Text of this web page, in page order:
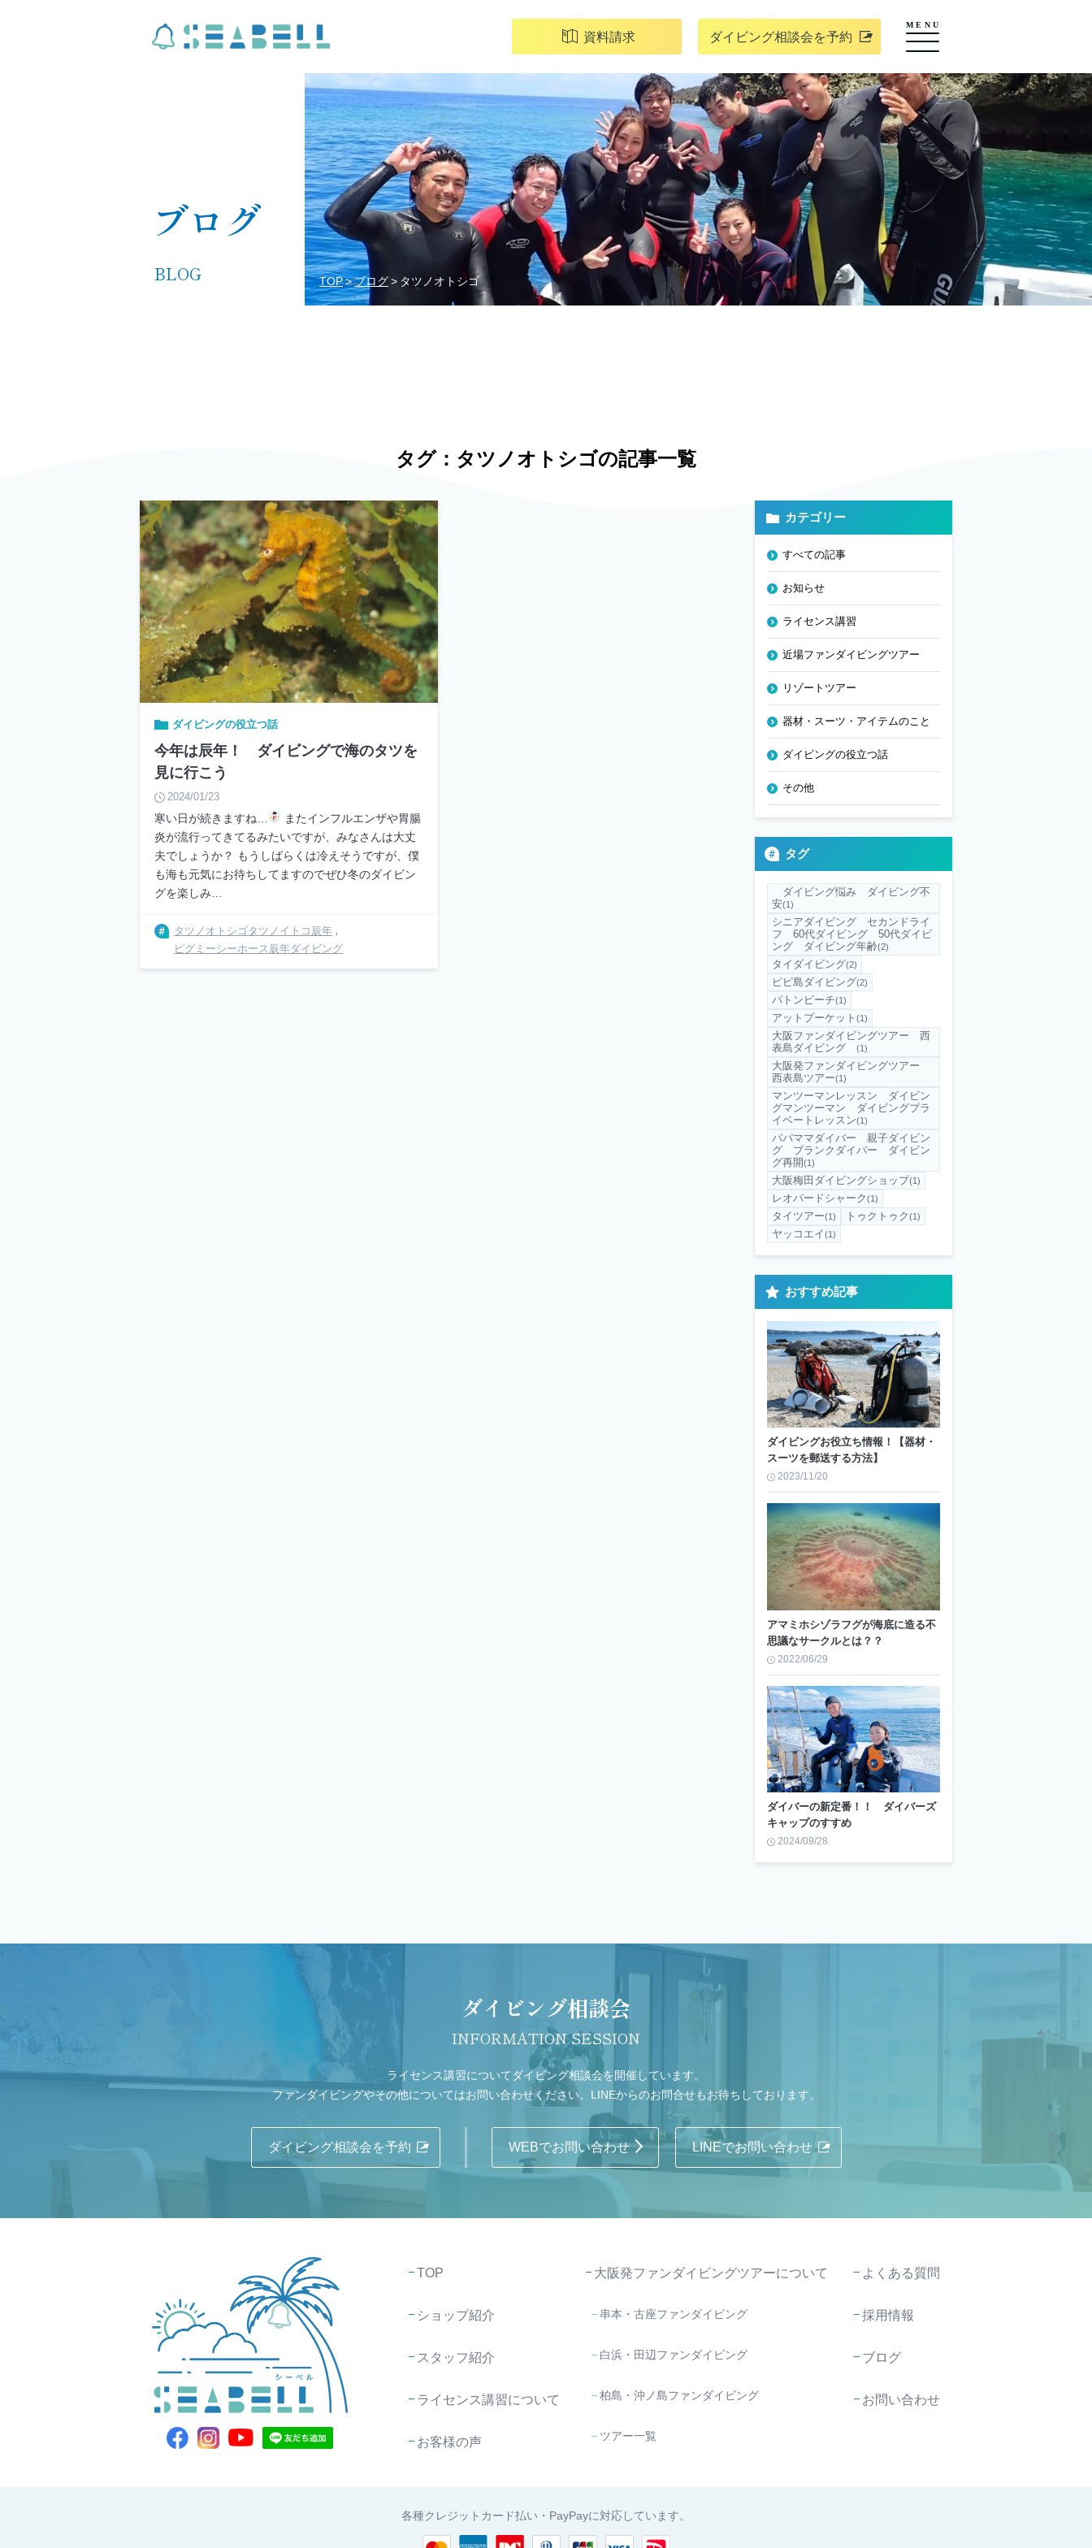
資料請求 ダイビング相談会を予約
MENU
ブログ
BLOG TOP ブログ タツノオトシゴ
タグ：タツノオトシゴの記事一覧
ダイビングの役立つ話
今年は辰年！ ダイビングで海のタツを
見に行こう
2024/01/23
寒い日が続きますね…
またインフルエンザや胃腸
炎が流行ってきてるみたいですが、みなさんは大丈
夫でしょうか？ もうしばらくは冷えそうですが、僕
も海も元気にお待ちしてますのでぜひ冬のダイビン
グを楽しみ…
タツノオトシゴタツノイトコ 辰年
ピグミーシーホース 辰年ダイビング
カテゴリー
すべての記事
お知らせ
ライセンス講習
近場ファンダイビングツアー
リゾートツアー
器材・スーツ・アイテムのこと
ダイビングの役立つ話
その他
タグ
ダイビング悩み ダイビング不
安(1)
シニアダイビング セカンドライ
フ 60代ダイビング 50代ダイビ
ング ダイビング年齢(2)
タイダイビング(2)
ピピ島ダイビング(2)
パトンビーチ(1)
アットプーケット (1)
大阪ファンダイビングツアー 西
表島ダイビング
(1)
大阪発ファンダイビングツアー
西表島ツアー(1)
マンツーマンレッスン ダイビン
グマンツーマン ダイビングプラ
イベートレッスン(1)
パパママダイバー 親子ダイビン
グ ブランクダイバー ダイビン
グ再開(1)
大阪梅田ダイビングショップ(1)
レオパードシャーク(1)
タイツアー(1) トゥクトゥク(1)
ヤッコエイ(1)
おすすめ記事
ダイビングお役立ち情報！【器材・
スーツを郵送する方法】
2023/11/20
アマミホシゾラフグが海底に造る不
思議なサークルとは？？
2022/06/29
ダイバーの新定番！！ ダイバーズ
キャップのすすめ
2024/09/28
ダイビング相談会
INFORMATION SESSION
ライセンス講習についてダイビング相談会を開催しています。
ファンダイビングやその他についてはお問い合わせください。LINEからのお問合せもお待ちしております。
ダイビング相談会を予約 WEBでお問い合わせ LINEでお問い合わせ
TOP
ショップ紹介
スタッフ紹介
ライセンス講習について
お客様の声
大阪発ファンダイビングツアーについて
串本・古座ファンダイビング
白浜・田辺ファンダイビング
柏島・沖ノ島ファンダイビング
ツアー一覧
よくある質問
採用情報
ブログ
お問い合わせ
各種クレジットカード払い・PayPayに対応しています。